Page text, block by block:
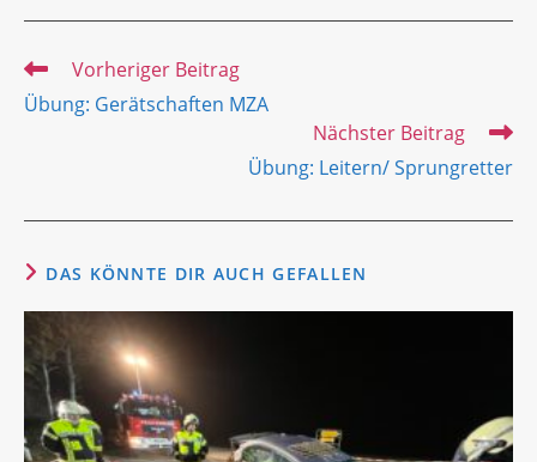
Weitere
Artikel
ansehen
Vorheriger Beitrag
Übung: Gerätschaften MZA
Nächster Beitrag
Übung: Leitern/ Sprungretter
DAS KÖNNTE DIR AUCH GEFALLEN